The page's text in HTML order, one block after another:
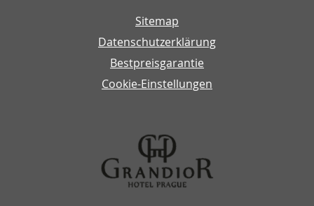
Sitemap
Datenschutzerklärung
Bestpreisgarantie
Cookie-Einstellungen